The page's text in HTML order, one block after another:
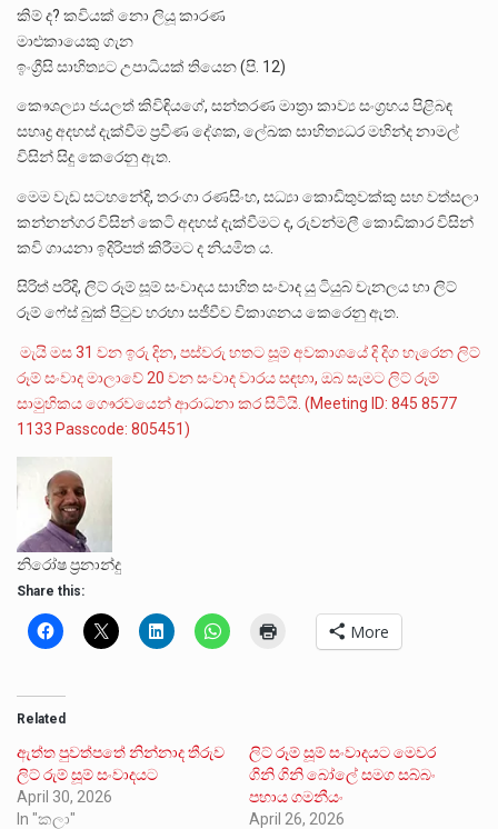
කිම් ද? කවියක් නො ලියූ කාරණ
මාළුකායෙකු ගැන
ඉංග්‍රීසි සාහිත්‍යට උපාධියක් තියෙන (පි. 12)
කෞශල්‍යා ජයලත් කිවිඳියගේ, සන්තරණ මාත්‍රා කාව්‍ය සංග්‍රහය පිළිබඳ
සහෘද්‍ර අදහස් දැක්වීම ප්‍රවීණ දේශක, ලේඛක සාහිත්‍යධර මහින්ද නාමල්
විසින් සිදු කෙරෙනු ඇත.
මෙම වැඩ සටහනේදි, තරංගා රණසිංහ, සධ්‍යා කොඩිතුවක්කු සහ වත්සලා
කන්නන්ගර විසින් කෙටි අදහස් දැක්වීමට ද, රුවන්මලී කොඩිකාර විසින්
කවි ගායනා ඉදිරිපත් කිරීමට ද නියමිත ය.
සිරිත් පරිදි, ලිට් රූම් සූම් සංවාදය සාහිත සංවාද යු ටියුබ් චැනලය හා ලිට්
රූම් ෆේස් බුක් පිටුව හරහා සජීවීව විකාශනය කෙරෙනු ඇත.
මැයි මස 31 වන ඉරු දින, පස්වරු හතට සූම් අවකාශයේ දි දිග හැරෙන ලිට්
රූම් සංවාද මාලාවේ 20 වන සංවාද වාරය සඳහා, ඔබ සැමට ලිට් රූම්
සාමුහිකය ගෞරවයෙන් ආරාධනා කර සිටියි. (Meeting ID: 845 8577
1133 Passcode: 805451)
නිරෝෂ ප්‍රනාන්දු
Share this:
More
Related
ඇත්ත පුවත්පතේ නින්නාද තීරුව
ලිට් රුම් සූම් සංවාදයට
April 30, 2026
In "කලා"
ලිට් රූම් සූම් සංවාදයට මෙවර
ගිනි ගිනි බෝලේ සමග සබ්බං
පහාය ගමනීයං
April 26, 2026